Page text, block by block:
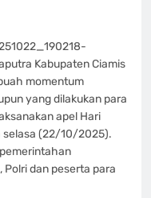
Kabupaten Ciamis
momentum
yang dilakukan para
apel Hari
selasa (22/10/2025).
Polri dan peserta para